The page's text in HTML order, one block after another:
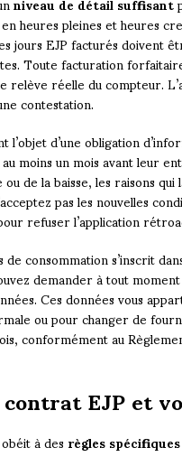
heures pleines et heures
jours EJP facturés doivent
Toute facturation
relève réelle du compteur.
contestation.
d’une obligation
moins un mois avant leur
ou de la baisse, les raisons
pas les nouvelles
refuser l’application
consommation s’inscrit
demander à tout
Ces données vous
ou pour changer de
conformément au
EJP et
à desrègles spécifiques